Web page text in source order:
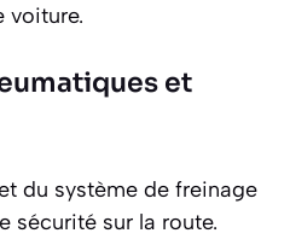
voiture.
et
du système de freinage
sécurité sur la route.